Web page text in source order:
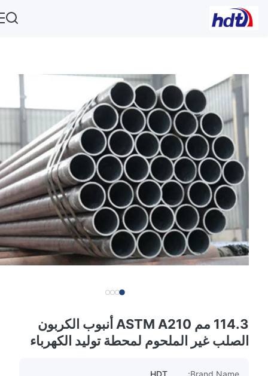
114.3 مم ASTM A210 أنبوب الكربون
الصلب غير الملحوم لمحطة توليد الكهرباء
Brand Name: